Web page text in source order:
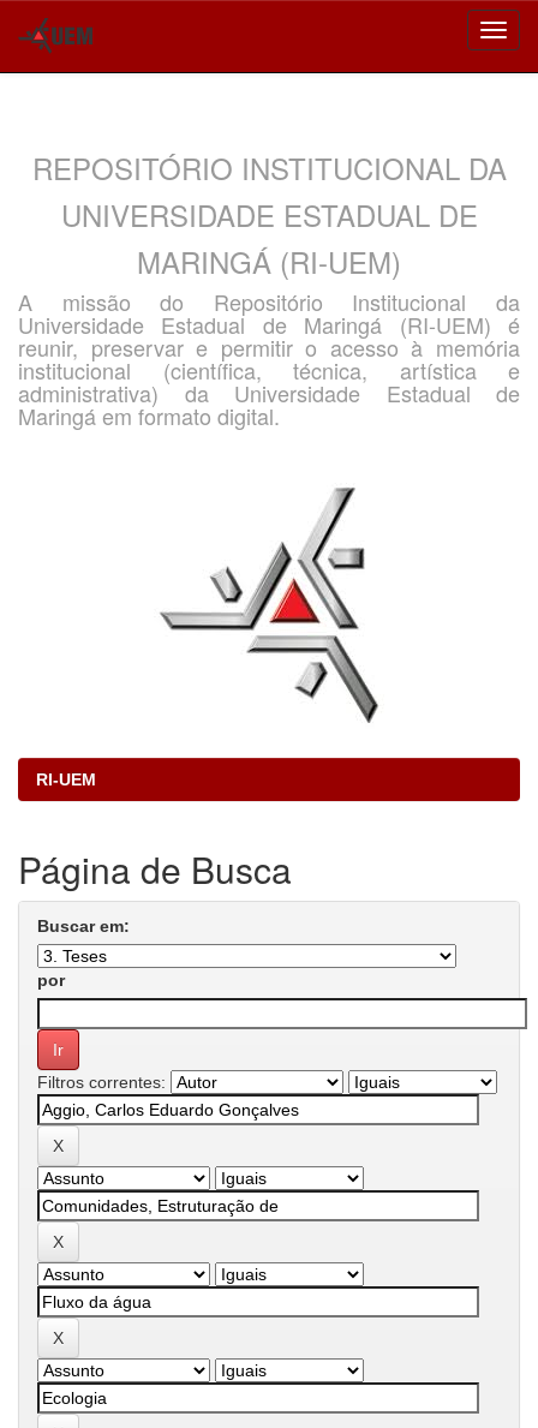
REPOSITÓRIO INSTITUCIONAL DA
UNIVERSIDADE ESTADUAL DE
MARINGÁ (RI-UEM)
A missão do Repositório Institucional da
Universidade Estadual de Maringá (RI-UEM) é
reunir, preservar e permitir o acesso à memória
institucional (científica, técnica, artística e
administrativa) da Universidade Estadual de
Maringá em formato digital.
RI-UEM
Página de Busca
Buscar em:
por
Filtros correntes: